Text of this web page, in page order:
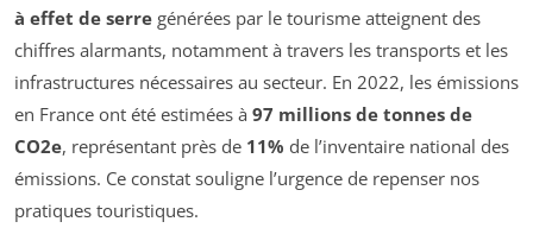
à effet de serre générées par le tourisme atteignent des
chiffres alarmants, notamment à travers les transports et les
infrastructures nécessaires au secteur. En 2022, les émissions
en France ont été estimées à 97 millions de tonnes de
CO2e, représentant près de 11% de l’inventaire national des
émissions. Ce constat souligne l’urgence de repenser nos
pratiques touristiques.